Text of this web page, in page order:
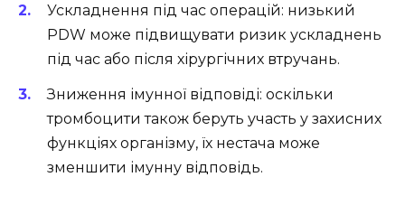
Ускладнення під час операцій: низький
PDW може підвищувати ризик ускладнень
під час або після хірургічних втручань.
Зниження імунної відповіді: оскільки
тромбоцити також беруть участь у захисних
функціях організму, їх нестача може
зменшити імунну відповідь.